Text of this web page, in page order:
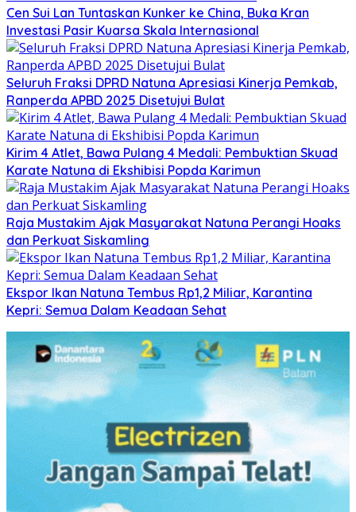
Cen Sui Lan Tuntaskan Kunker ke China, Buka Kran
Investasi Pasir Kuarsa Skala Internasional
Seluruh Fraksi DPRD Natuna Apresiasi Kinerja Pemkab,
Ranperda APBD 2025 Disetujui Bulat
Kirim 4 Atlet, Bawa Pulang 4 Medali: Pembuktian Skuad
Karate Natuna di Ekshibisi Popda Karimun
Raja Mustakim Ajak Masyarakat Natuna Perangi Hoaks
dan Perkuat Siskamling
Ekspor Ikan Natuna Tembus Rp1,2 Miliar, Karantina
Kepri: Semua Dalam Keadaan Sehat